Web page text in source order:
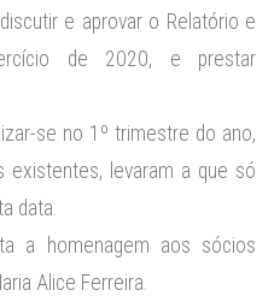
e aprovar o Relatório e
de 2020, e prestar
se no 1º trimestre do ano,
existentes, levaram a que só
data.
a homenagem aos sócios
Alice Ferreira.